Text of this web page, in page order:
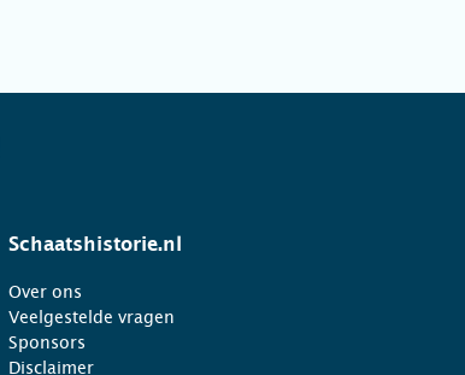
Schaatshistorie.nl
Over ons
Veelgestelde vragen
Sponsors
Disclaimer